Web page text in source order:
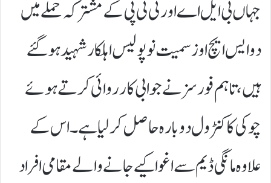
جہاں بی ایل اے اور ٹی ٹی پی کے مشترکہ حملے میں
دو ایس ایچ اوز سمیت نو پولیس اہلکار شہید ہو گئے
ہیں، تاہم فورسز نے جوابی کارروائی کرتے ہوئے
چوکی کا کنٹرول دوبارہ حاصل کر لیا ہے۔ اس کے
علاوہ مانگی ڈیم سے اغوا کیے جانے والے مقامی افراد